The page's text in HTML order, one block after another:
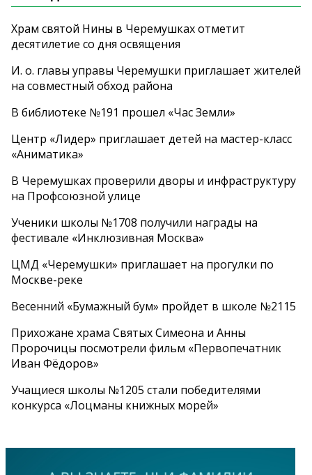
Храм святой Нины в Черемушках отметит
десятилетие со дня освящения
И. о. главы управы Черемушки приглашает жителей
на совместный обход района
В библиотеке №191 прошел «Час Земли»
Центр «Лидер» приглашает детей на мастер-класс
«Аниматика»
В Черемушках проверили дворы и инфраструктуру
на Профсоюзной улице
Ученики школы №1708 получили награды на
фестивале «Инклюзивная Москва»
ЦМД «Черемушки» приглашает на прогулки по
Москве-реке
Весенний «Бумажный бум» пройдет в школе №2115
Прихожане храма Святых Симеона и Анны
Пророчицы посмотрели фильм «Первопечатник
Иван Фёдоров»
Учащиеся школы №1205 стали победителями
конкурса «Лоцманы книжных морей»